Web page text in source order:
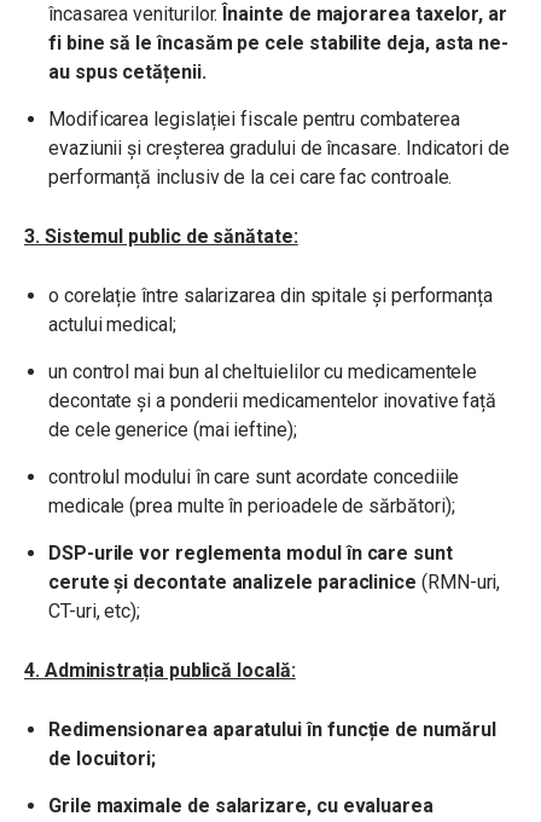
încasarea veniturilor. Înainte de majorarea taxelor, ar
fi bine să le încasăm pe cele stabilite deja, asta ne-
au spus cetățenii.
Modificarea legislației fiscale pentru combaterea
evaziunii și creșterea gradului de încasare. Indicatori de
performanță inclusiv de la cei care fac controale.
3. Sistemul public de sănătate:
o corelație între salarizarea din spitale și performanța
actului medical;
un control mai bun al cheltuielilor cu medicamentele
decontate și a ponderii medicamentelor inovative față
de cele generice (mai ieftine);
controlul modului în care sunt acordate concediile
medicale (prea multe în perioadele de sărbători);
DSP-urile vor reglementa modul în care sunt
cerute și decontate analizele paraclinice (RMN-uri,
CT-uri, etc);
4. Administrația publică locală:
Redimensionarea aparatului în funcție de numărul
de locuitori;
Grile maximale de salarizare, cu evaluarea